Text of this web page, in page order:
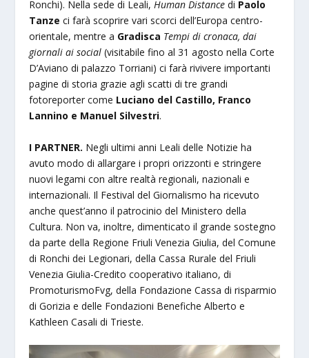
Ronchi). Nella sede di Leali,Human Distancedi Paolo
Tanzeci farà scoprire vari scorci dell’Europa centro-
orientale, mentre a Gradisca Tempi di cronaca, dai
giornali ai social(visitabile fino al 31 agosto nella Corte
D’Aviano di palazzo Torriani) ci farà rivivere importanti
pagine di storia grazie agli scatti di tre grandi
fotoreporter come Luciano del Castillo, Franco
Lannino e Manuel Silvestri.
I PARTNER. Negli ultimi anni Leali delle Notizie ha
avuto modo di allargare i propri orizzonti e stringere
nuovi legami con altre realtà regionali, nazionali e
internazionali. Il Festival del Giornalismo ha ricevuto
anche quest’anno il patrocinio del Ministero della
Cultura. Non va, inoltre, dimenticato il grande sostegno
da parte della Regione Friuli Venezia Giulia, del Comune
di Ronchi dei Legionari, della Cassa Rurale del Friuli
Venezia Giulia-Credito cooperativo italiano, di
PromoturismoFvg, della Fondazione Cassa di risparmio
di Gorizia e delle Fondazioni Benefiche Alberto e
Kathleen Casali di Trieste.